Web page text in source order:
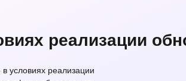
реализации
условиях реализации